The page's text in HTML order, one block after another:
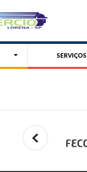
SERVIÇOS